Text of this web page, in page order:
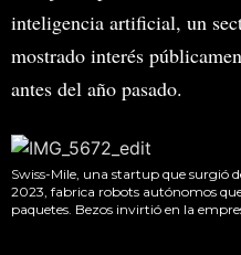
inteligencia artificial, un
mostrado interés
antes del año pasado.
Swiss-Mile, una startup que surgió
2023, fabrica robots autónomos
paquetes. Bezos invirtió en la